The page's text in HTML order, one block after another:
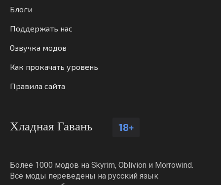
Блоги
Поддержать нас
Озвучка модов
Как прокачать уровень
Правила сайта
Хладная Гавань 18+
Более 1000 модов на Skyrim, Oblivion и Morrowind.
Все моды переведены на русский язык